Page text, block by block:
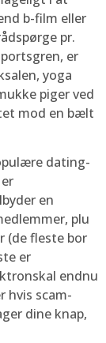
b-film eller
pr.
er
yoga
piger ved
mod en bælt
dating-
en
plu
(de fleste bor
er
endnu
hvis scam-
dine knap,